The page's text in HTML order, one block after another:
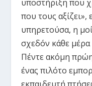
υποστήριξη που
που τους αξίζει»,
υπηρετούσα, η
σχεδόν κάθε μέρα
Πέντε ακόμη
ένας πιλότο